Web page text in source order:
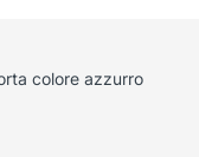
colore azzurro